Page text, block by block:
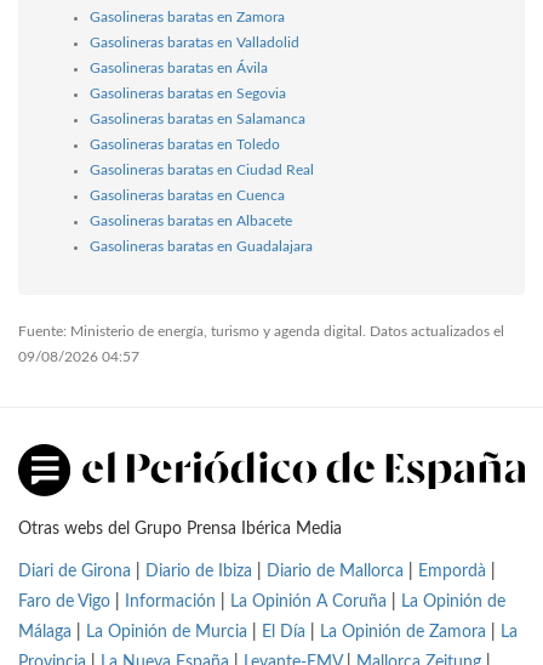
Gasolineras baratas en Zamora
Gasolineras baratas en Valladolid
Gasolineras baratas en Ávila
Gasolineras baratas en Segovia
Gasolineras baratas en Salamanca
Gasolineras baratas en Toledo
Gasolineras baratas en Ciudad Real
Gasolineras baratas en Cuenca
Gasolineras baratas en Albacete
Gasolineras baratas en Guadalajara
Fuente: Ministerio de energía, turismo y agenda digital. Datos actualizados el
09/08/2026 04:57
Otras webs del Grupo Prensa Ibérica Media
Diari de Girona Diario de Ibiza Diario de Mallorca Empordà
Faro de Vigo
Información La Opinión A Coruña
La Opinión de
Málaga
La Opinión de Murcia El Día La Opinión de Zamora
La